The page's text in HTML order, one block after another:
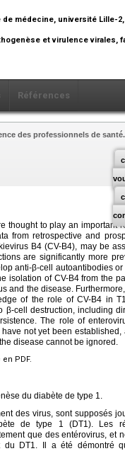
de médecine, université Lille-
et virulence virales,
Références
des professionnels de santé.
thought to play an important
from retrospective and
B4 (CV-B4), may be
are significantly more
anti-β-cell autoantibodies
isolation of CV-B4 from the
and the disease.
of the role of CV-B4 in
β-cell destruction, including
The role of
not yet been
disease cannot be ignored.
PDF.
du diabète de type 1.
des virus, sont supposés
de type 1 (DT1). Les
que des entérovirus, et
du DT1. Il a été démontré